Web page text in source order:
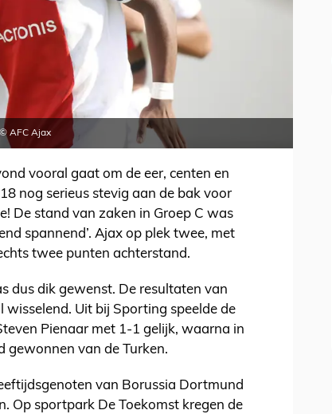
AFC Ajax
vooral gaat om de eer, centen en
nog serieus stevig aan de bak voor
De stand van zaken in Groep C was
spannend’. Ajax op plek twee, met
twee punten achterstand.
dus dik gewenst. De resultaten van
Uit bij Sporting speelde de
Pienaar met 1-1 gelijk, waarna in
gewonnen van de Turken.
van Borussia Dortmund
Op sportpark De Toekomst kregen de